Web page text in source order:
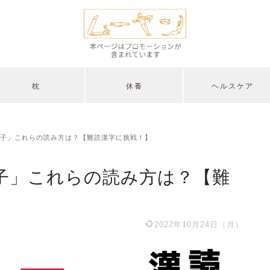
枕 休養 ヘルスケア
」これらの読み方は？【難読漢字に挑戦！】
」これらの読み方は？【難
2022年10月24日（月）